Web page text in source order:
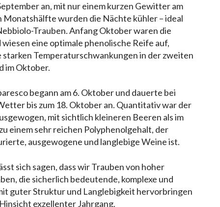
an, mit nur einem kurzen Gewitter am
Monatshälfte wurden die Nächte kühler – ideal
Trauben. Anfang Oktober waren die
eine optimale phenolische Reife auf,
Temperaturschwankungen in der zweiten
im Oktober.
begann am 6. Oktober und dauerte bei
bis zum 18. Oktober an. Quantitativ war der
mit sichtlich kleineren Beeren als im
einem sehr reichen Polyphenolgehalt, der
ausgewogene und langlebige Weine ist.
sich sagen, dass wir Trauben von hoher
die sicherlich bedeutende, komplexe und
guter Struktur und Langlebigkeit hervorbringen
exzellenter Jahrgang.